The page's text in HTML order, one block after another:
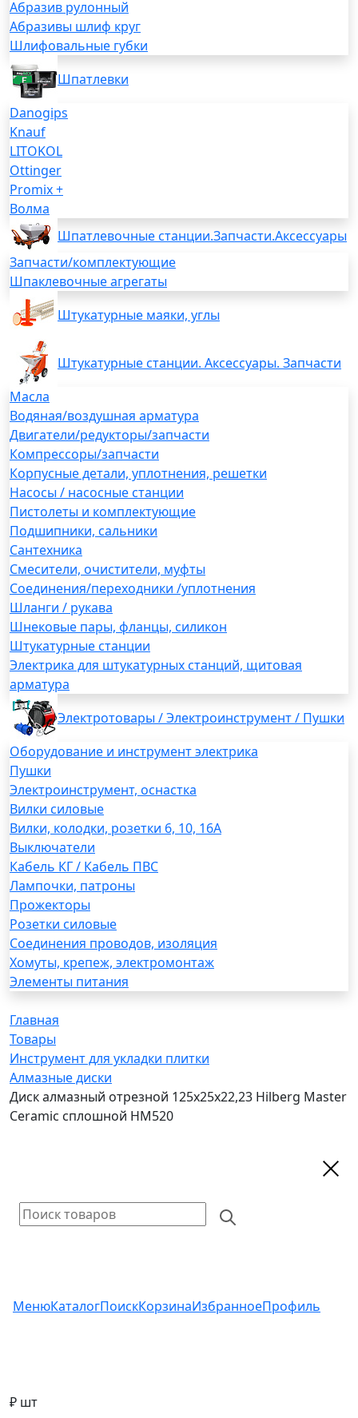
Абразив рулонный
Абразивы шлиф круг
Шлифовальные губки
Шпатлевки
Danogips
Knauf
LITOKOL
Ottinger
Promix +
Волма
Шпатлевочные станции.Запчасти.Аксессуары
Запчасти/комплектующие
Шпаклевочные агрегаты
Штукатурные маяки, углы
Штукатурные станции. Аксессуары. Запчасти
Масла
Водяная/воздушная арматура
Двигатели/редукторы/запчасти
Компрессоры/запчасти
Корпусные детали, уплотнения, решетки
Насосы / насосные станции
Пистолеты и комплектующие
Подшипники, сальники
Сантехника
Смесители, очистители, муфты
Соединения/переходники /уплотнения
Шланги / рукава
Шнековые пары, фланцы, силикон
Штукатурные станции
Электрика для штукатурных станций, щитовая
арматура
Электротовары / Электроинструмент / Пушки
Оборудование и инструмент электрика
Пушки
Электроинструмент, оснастка
Вилки силовые
Вилки, колодки, розетки 6, 10, 16А
Выключатели
Кабель КГ / Кабель ПВС
Лампочки, патроны
Прожекторы
Розетки силовые
Соединения проводов, изоляция
Хомуты, крепеж, электромонтаж
Элементы питания
Главная
Товары
Инструмент для укладки плитки
Алмазные диски
Диск алмазный отрезной 125х25х22,23 Hilberg Master
Сeramic сплошной HM520
МенюКаталогПоискКорзинаИзбранноеПрофиль
₽ шт